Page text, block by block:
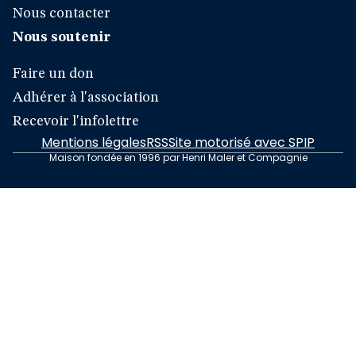
Nous contacter
Nous soutenir
Faire un don
Adhérer à l'association
Recevoir l'infolettre
Mentions légalesRSSSite motorisé avec SPIP
Maison fondée en 1996 par Henri Maler et Compagnie